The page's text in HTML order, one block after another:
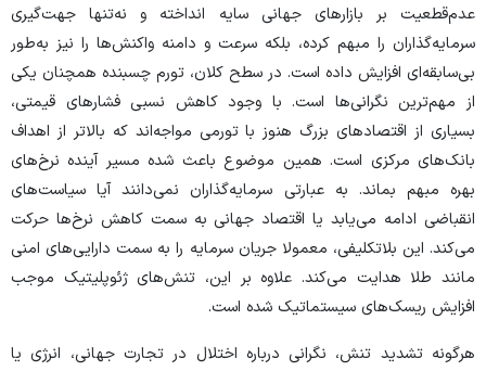
عدم‌قطعیت بر بازار‌های جهانی سایه انداخته و نه‌تنها جهت‌گیری
سرمایه‌گذاران را مبهم کرده، بلکه سرعت و دامنه واکنش‌ها را نیز به‌طور
بی‌سابقه‌ای افزایش داده است. در سطح کلان، تورم چسبنده همچنان یکی
از مهم‌ترین نگرانی‌ها است. با وجود کاهش نسبی فشار‌های قیمتی،
بسیاری از اقتصاد‌های بزرگ هنوز با تورمی مواجه‌اند که بالاتر از اهداف
بانک‌های مرکزی است. همین موضوع باعث شده مسیر آینده نرخ‌های
بهره مبهم بماند. به عبارتی سرمایه‌گذاران نمی‌دانند آیا سیاست‌های
انقباضی ادامه می‌یابد یا اقتصاد جهانی به سمت کاهش نرخ‌ها حرکت
می‌کند. این بلاتکلیفی، معمولا جریان سرمایه را به سمت دارایی‌های امنی
مانند طلا هدایت می‌کند. علاوه بر این، تنش‌های ژئوپلیتیک موجب
افزایش ریسک‌های سیستماتیک شده است.
هرگونه تشدید تنش، نگرانی درباره اختلال در تجارت جهانی، انرژی یا